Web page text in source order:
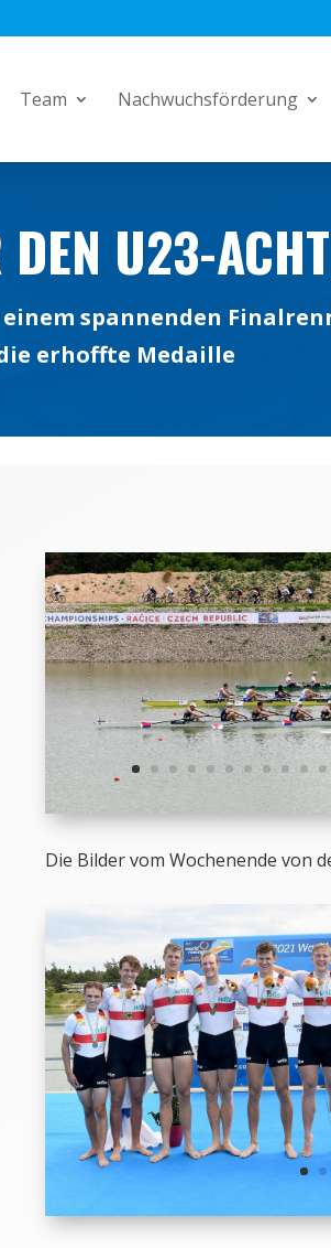
Team Nachwuchsförderung
U23-
spannenden
erhoffte Medaille
Die Bilder vom Wochenende von